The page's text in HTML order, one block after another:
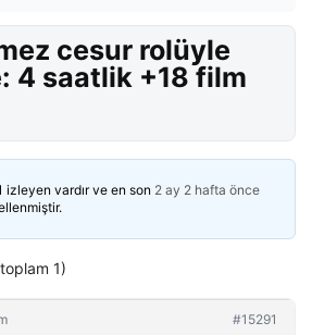
cesur rolüyle
4 saatlik +18 film
izleyen vardır ve en son 2 ay 2 hafta önce
1)
#15291